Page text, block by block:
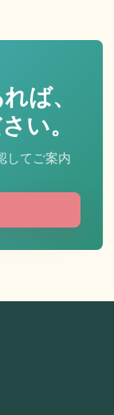
ば、
い。
してご案内